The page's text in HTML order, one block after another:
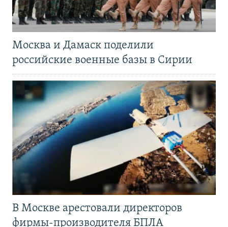
Москва и Дамаск поделили
российские военные базы в Сирии
В Москве арестовали директоров
фирмы-производителя БПЛА